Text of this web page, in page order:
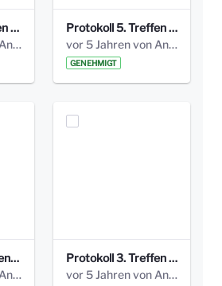
Protokoll 6 Treffen 20150205 AG Bismarckplatz.pdf
vor 5 Jahren von Anni Schlumberger
Protokoll 5. Treffen 20141208 AG Bismarkplatz.pdf
vor 5 Jahren von Anni Schlumberger
GENEHMIGT
Protokoll 4. Treffen_20141113 AG Bismarckplatz.pdf
vor 5 Jahren von Anni Schlumberger
Protokoll 3. Treffen 20141016 AG Bismarckplatz.pdf
vor 5 Jahren von Anni Schlumberger